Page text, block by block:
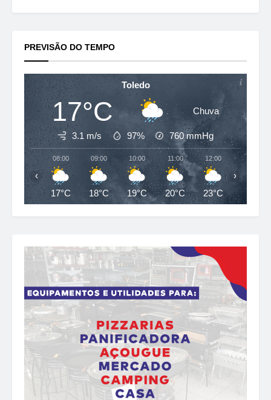
PREVISÃO DO TEMPO
Toledo
17°C Chuva
3.1 m/s 97% 760mmHg
08:00
17°C
09:00
18°C
10:00
19°C
11:00
20°C
12:00
23°C
13:00
22°C
‹ ›